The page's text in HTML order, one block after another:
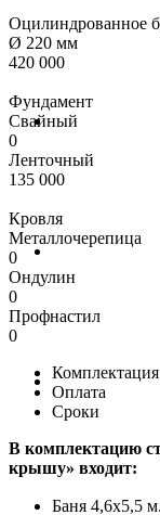
Оцилиндрованное
Ø 220 мм
420 000
Фундамент
Свайный
0
Ленточный
135 000
Кровля
Металлочерепица
0
Ондулин
0
Профнастил
0
Комплектация
Оплата
Сроки
В комплектацию
крышу» входит:
Баня 4,6х5,5